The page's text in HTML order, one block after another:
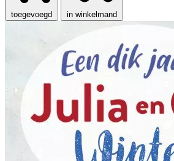
toegevoegd in winkelmand